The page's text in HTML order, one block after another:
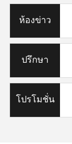
ห้องข่าว
ปรึกษา
ออนไลน์
โปรโมชั่น